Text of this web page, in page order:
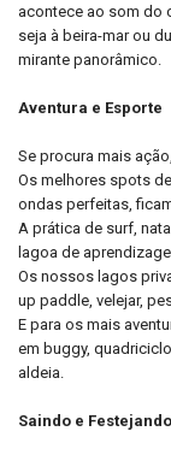
acontece ao som do
seja à beira-mar ou
mirante panorâmico.
Aventura e Esporte
Se procura mais
Os melhores spots
ondas perfeitas,
A prática de surf,
lagoa de
Os nossos lagos
up paddle, velejar,
E para os mais
em buggy,
aldeia.
Saindo e Festejando